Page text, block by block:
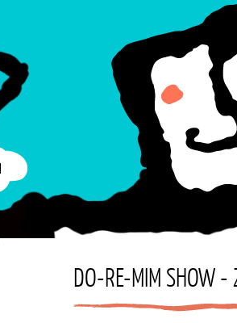
DO-RE-MIM SHOW -